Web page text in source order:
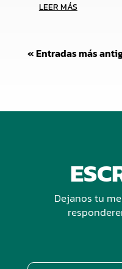
LEER MÁS
« Entradas más
Dejanos tu